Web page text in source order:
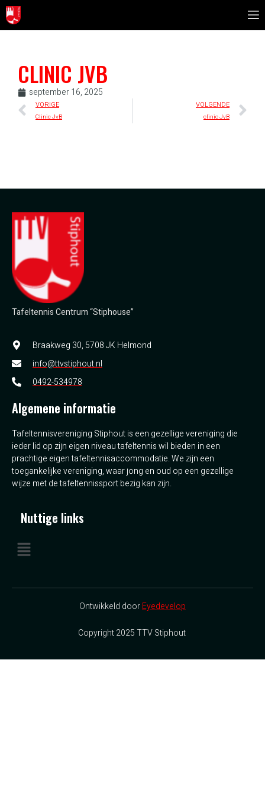
CLINIC JVB
september 16, 2025
VORIGE
Clinic JvB
VOLGENDE
clinic JvB
Tafeltennis Centrum “Stiphouse”
Braakweg 30, 5708 JK Helmond
info@ttvstiphout.nl
0492-534978
Algemene informatie
Tafeltennisvereniging Stiphout is een gezellige vereniging die
ieder lid op zijn eigen niveau tafeltennis wil bieden in een
prachtige eigen tafeltennisaccommodatie. We zijn een
toegankelijke vereniging, waar jong en oud op een gezellige
wijze met de tafeltennissport bezig kan zijn.
Nuttige links
Ontwikkeld doorEyedevelop
Copyright 2025 TTV Stiphout